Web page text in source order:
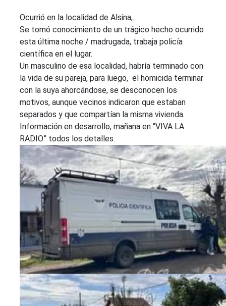
Ocurrió en la localidad de Alsina,.
Se tomó conocimiento de un trágico hecho ocurrido
esta última noche / madrugada, trabaja policía
científica en el lugar.
Un masculino de esa localidad, habría terminado con
la vida de su pareja, para luego, el homicida terminar
con la suya ahorcándose, se desconocen los
motivos, aunque vecinos indicaron que estaban
separados y que compartían la misma vivienda.
Información en desarrollo, mañana en “VIVA LA
RADIO” todos los detalles.